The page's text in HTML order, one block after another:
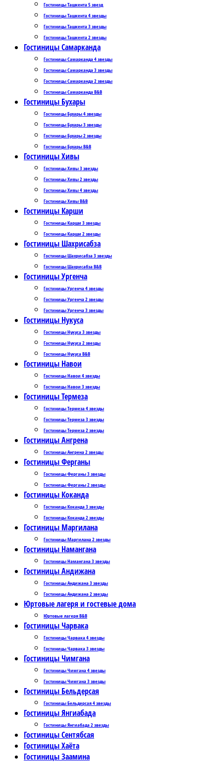
Гостиницы Ташкента 5 звезд
Гостиницы Ташкента 4 звезды
Гостиницы Ташкента 3 звезды
Гостиницы Ташкента 2 звезды
Гостиницы Самарканда
Гостиницы Самарканда 4 звезды
Гостиницы Самарканда 3 звезды
Гостиницы Самарканда 2 звезды
Гостиницы Самарканда B&B
Гостиницы Бухары
Гостиницы Бухары 4 звезды
Гостиницы Бухары 3 звезды
Гостиницы Бухары 2 звезды
Гостиницы Бухары B&B
Гостиницы Хивы
Гостиницы Хивы 3 звезды
Гостиницы Хивы 2 звезды
Гостиницы Хивы 4 звезды
Гостиницы Хивы B&B
Гостиницы Карши
Гостиницы Карши 3 звезды
Гостиницы Карши 2 звезды
Гостиницы Шахрисабза
Гостиницы Шахрисабза 3 звезды
Гостиницы Шахрисабза B&B
Гостиницы Ургенча
Гостиницы Ургенча 4 звезды
Гостиницы Ургенча 2 звезды
Гостиницы Ургенча 3 звезды
Гостиницы Нукуса
Гостиницы Нукуса 3 звезды
Гостиницы Нукуса 2 звезды
Гостиницы Нукуса B&B
Гостиницы Навои
Гостиницы Навои 4 звезды
Гостиницы Навои 3 звезды
Гостиницы Термеза
Гостиницы Термеза 4 звезды
Гостиницы Термеза 3 звезды
Гостиницы Термеза 2 звезды
Гостиницы Ангрена
Гостиницы Ангрена 2 звезды
Гостиницы Ферганы
Гостиницы Ферганы 3 звезды
Гостиницы Ферганы 2 звезды
Гостиницы Коканда
Гостиницы Коканда 3 звезды
Гостиницы Коканда 2 звезды
Гостиницы Маргилана
Гостиницы Маргилана 2 звезды
Гостиницы Намангана
Гостиницы Намангана 3 звезды
Гостиницы Андижана
Гостиницы Андижана 3 звезды
Гостиницы Андижана 2 звезды
Юртовые лагеря и гостевые дома
Юртовые лагеря B&B
Гостиницы Чарвака
Гостиницы Чарвака 4 звезды
Гостиницы Чарвака 3 звезды
Гостиницы Чимгана
Гостиницы Чимгана 4 звезды
Гостиницы Чимгана 3 звезды
Гостиницы Бельдерсая
Гостиницы Бельдерсая 4 звезды
Гостиницы Янгиабада
Гостиницы Янгиабада 2 звезды
Гостиницы Сентябсая
Гостиницы Хаёта
Гостиницы Заамина